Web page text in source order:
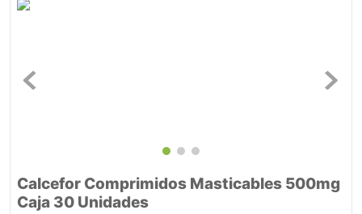
Calcefor Comprimidos Masticables 500mg
Caja 30 Unidades